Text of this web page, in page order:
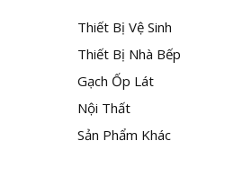
Thiết Bị Vệ Sinh
Thiết Bị Nhà Bếp
Gạch Ốp Lát
Nội Thất
Sản Phẩm Khác